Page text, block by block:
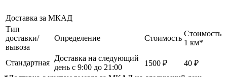
Доставка за МКАД
Тип
доставки/
вывоза
Определение Стоимость
Стоимость
1 км*
Стандартная
Доставка на следующий
день с 9:00 до 21:00
1500 ₽
40 ₽